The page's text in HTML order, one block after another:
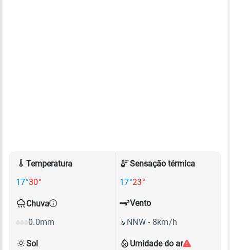
Temperatura
17°30°
Sensação térmica
17°23°
Chuva
0.0mm
Umidade do ar
Vento
NNW - 8km/h
Sol